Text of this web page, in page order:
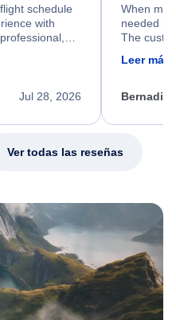
schedule
with
the
and
Jul 28, 2026
When my
needed
The
calm,
my issue.
Leer más
Ver todas las reseñas